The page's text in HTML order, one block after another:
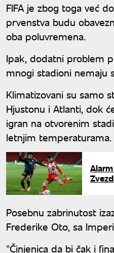
FIFA je zbog toga već
prvenstva budu
oba poluvremena.
Ipak, dodatni problem
mnogi stadioni nemaju
Klimatizovani su samo
Hjustonu i Atlanti, dok
igran na otvorenim
letnjim temperaturama.
Posebnu zabrinutost
Frederike Oto, sa
"Činjenica da bi čak i